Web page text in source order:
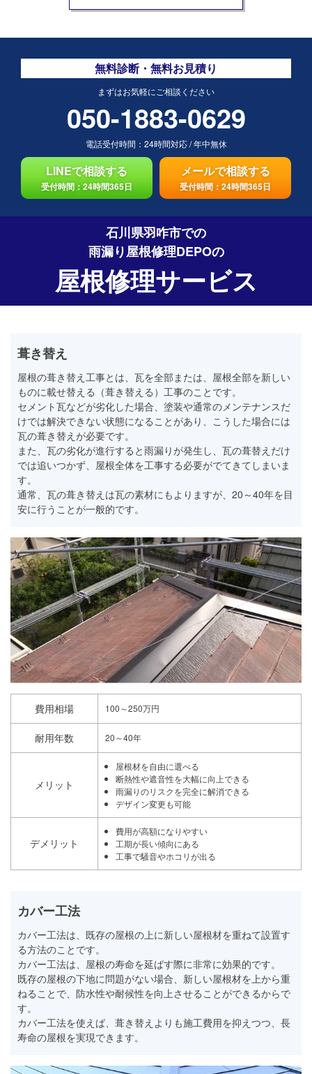
無料診断・無料お見積り
まずはお気軽にご相談ください
050-1883-0629
電話受付時間： 24時間対応/年中無休
LINEで相談する
受付時間：24時間365日
メールで相談する
受付時間：24時間365日
石川県羽咋市での
雨漏り屋根修理DEPOの
屋根修理サービス
葺き替え
屋根の葺き替え工事とは、瓦を全部または、屋根全部を新しい
ものに載せ替える（葺き替える）工事のことです。
セメント瓦などが劣化した場合、塗装や通常のメンテナンスだ
けでは解決できない状態になることがあり、こうした場合には
瓦の葺き替えが必要です。
また、瓦の劣化が進行すると雨漏りが発生し、瓦の葺替えだけ
では追いつかず、屋根全体を工事する必要がでてきてしまいま
す。
通常、瓦の葺き替えは瓦の素材にもよりますが、20～40年を目
安に行うことが一般的です。
費用相場 100～250万円
耐用年数 20～40年
メリット
屋根材を自由に選べる
断熱性や遮音性を大幅に向上できる
雨漏りのリスクを完全に解消できる
デザイン変更も可能
デメリット
費用が高額になりやすい
工期が長い傾向にある
工事で騒音やホコリが出る
カバー工法
カバー工法は、既存の屋根の上に新しい屋根材を重ねて設置す
る方法のことです。
カバー工法は、屋根の寿命を延ばす際に非常に効果的です。
既存の屋根の下地に問題がない場合、新しい屋根材を上から重
ねることで、防水性や耐候性を向上させることができるからで
す。
カバー工法を使えば、葺き替えよりも施工費用を抑えつつ、長
寿命の屋根を実現できます。